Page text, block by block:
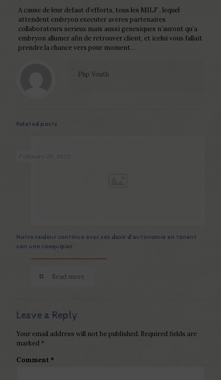
A cause de leur defaut d’efforts, tous les MILF , lequel
attendent embryon executer averes partenaires
collaborateurs serieux mais aussi genesiques n’auront qu’a
embryon allumer afin de retrouver client, et icelui vous fallait
prendre la chance vers pour moment…
Php Youth
Related posts
February 20, 2023
Notre raideur continue avec ses desir d’autonomie en tenant
son une coequipier
Read more
Leave a Reply
Your email address will not be published. Required fields are
marked *
Comment *